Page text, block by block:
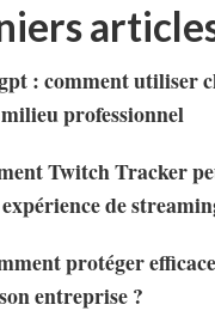
: comment utiliser
professionnel
Twitch Tracker
de
protéger
entreprise ?